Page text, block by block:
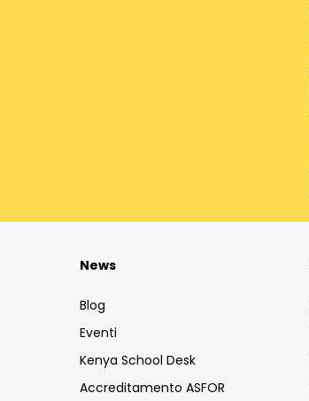
News
Blog
Eventi
Kenya School Desk
Accreditamento ASFOR